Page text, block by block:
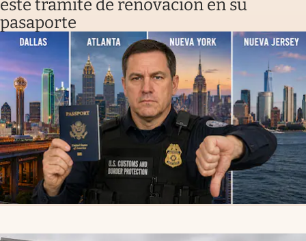
este trámite de renovación en su
pasaporte